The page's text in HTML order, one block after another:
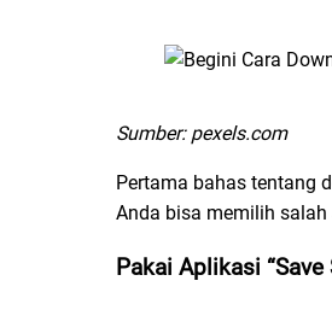
Sumber: pexels.com
Pertama bahas tentang
Anda bisa memilih
Pakai Aplikasi